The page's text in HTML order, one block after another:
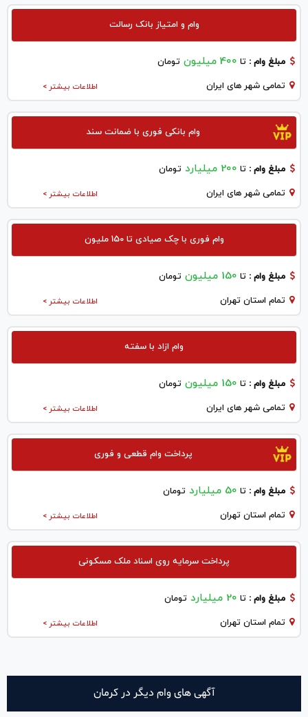
وام و امتیاز بانک رسالت
مبلغ وام : تا 400 میلیون تومان
اطلاعات بیشتر > تمامی شهر های ایران
وام بانکی فوری با ضمانت سند
مبلغ وام : تا 200 میلیارد تومان
اطلاعات بیشتر > تمامی شهر های ایران
وام فوری با چک صیادی تا 150 ملیون
مبلغ وام : تا 150 میلیون تومان
اطلاعات بیشتر > تمام استان تهران
وام ازاد با سفته
مبلغ وام : تا 150 میلیون تومان
اطلاعات بیشتر > تمامی شهر های ایران
پرداخت وام قطعی و فوری
مبلغ وام : تا 50 میلیارد تومان
اطلاعات بیشتر > تمام استان تهران
پرداخت سرمایه روی اسناد ملک مسکونی
مبلغ وام : تا 20 میلیارد تومان
اطلاعات بیشتر > تمام استان تهران
آگهی های وام دیگر در كرمان